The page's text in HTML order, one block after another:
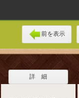
前を表示
詳 細